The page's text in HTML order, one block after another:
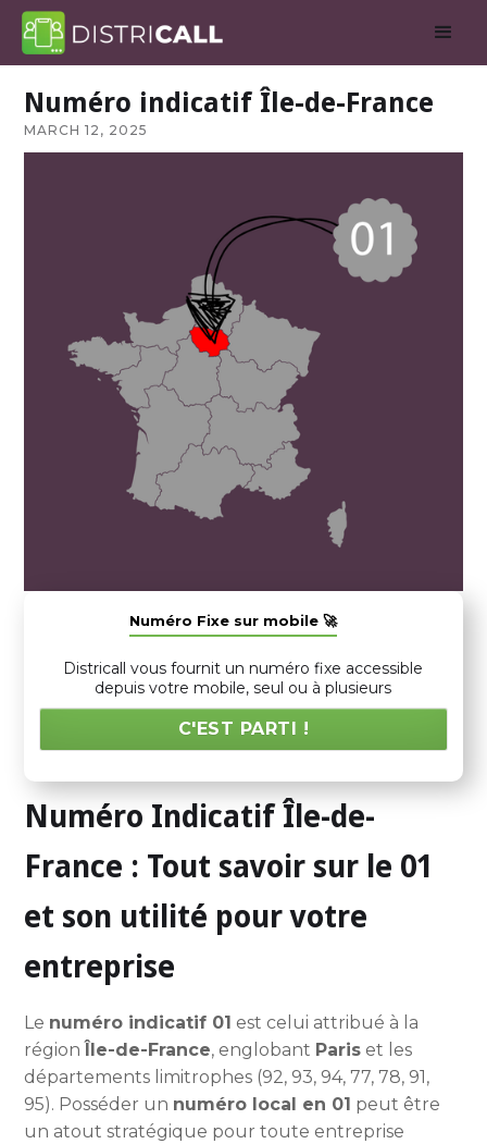
Numéro indicatif Île-de-France
MARCH 12, 2025
Numéro Fixe sur mobile 🚀
Districall vous fournit un numéro fixe accessible
depuis votre mobile, seul ou à plusieurs
C'EST PARTI !
Numéro Indicatif Île-de-
France : Tout savoir sur le 01
et son utilité pour votre
entreprise
Le numéro indicatif 01 est celui attribué à la
région
Île-de-France, englobant Paris et les
départements limitrophes (92, 93, 94, 77, 78, 91,
95). Posséder un numéro local en 01 peut être
un atout stratégique pour toute entreprise